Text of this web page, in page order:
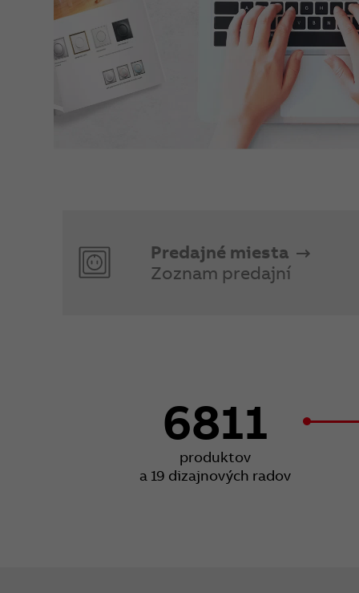
Predajné miesta
Zoznam predajní
6811
produktov
a 19 dizajnových radov